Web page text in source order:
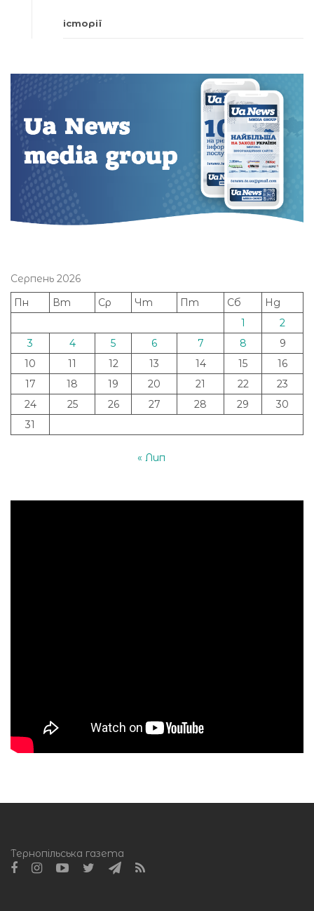
історії
Серпень 2026
Пн
Вт Ср Чт Пт Сб
Нд
1
2
3
4 5 6 7 8
9
10
11 12 13 14 15
16
17
18 19 20 21 22
23
24
25 26 27 28 29
30
31
« Лип
Тернопільська газета